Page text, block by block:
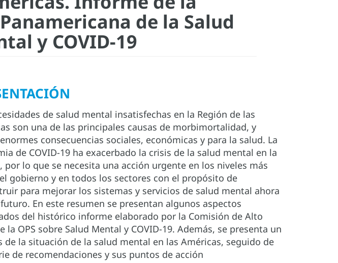
de la Salud
y COVID-19
de salud mental insatisfechas en la Región de las
son una de las principales causas de morbimortalidad, y
consecuencias sociales, económicas y para la salud. La
de COVID-19 ha exacerbado la crisis de la salud mental en la
por lo que se necesita una acción urgente en los niveles más
gobierno y en todos los sectores con el propósito de
para mejorar los sistemas y servicios de salud mental ahora
En este resumen se presentan algunos aspectos
del histórico informe elaborado por la Comisión de Alto
la OPS sobre Salud Mental y COVID-19. Además, se presenta un
de la situación de la salud mental en las Américas, seguido de
de recomendaciones y sus puntos de acción